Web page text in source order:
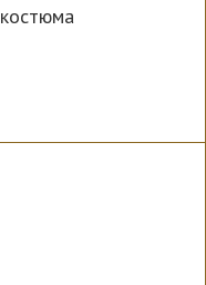
костюма